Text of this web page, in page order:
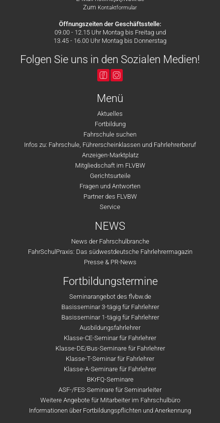
Zum Kontaktformular
Öffnungszeiten der Geschäftsstelle:
09.00 - 12.15 Uhr Montag bis Freitag und
13.45 - 16.00 Uhr Montag bis Donnerstag
Folgen Sie uns in den Sozialen Medien!
Menü
Aktuelles
Fortbildung
Fahrschule suchen
Infos zu: Fahrschule, Führerscheinklassen und Fahrlehrerberuf
Anzeigen-Marktplatz
Mitgliedschaft im FLVBW
Gerichtsurteile
Fragen und Antworten
Partner des FLVBW
Service
NEWS
News der Fahrschulbranche
FahrSchulPraxis: Das südwestdeutsche Fahrlehrermagazin
Presse & PR-News
Fortbildungstermine
Seminarangebot des flvbw.de
Basisseminar 3-tägig für Fahrlehrer
Basisseminar 1-tägig für Fahrlehrer
Ausbildungsfahrlehrer
Klasse-CE-Seminar für Fahrlehrer
Klasse-DE/Bus-Seminare für Fahrlehrer
Klasse-T-Seminar für Fahrlehrer
Klasse-A-Seminare für Fahrlehrer
BKrFQ-Seminare
ASF-/FES-Seminare für Seminarleiter
Weitere Angebote für Mitarbeiter im Fahrschulbüro
Informationen über Fortbildungspflichten und Anerkennung